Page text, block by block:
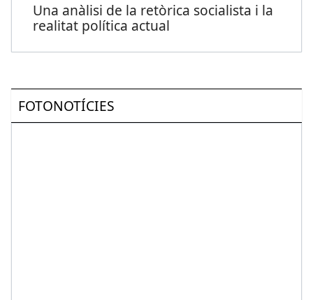
Una anàlisi de la retòrica socialista i la
realitat política actual
FOTONOTÍCIES